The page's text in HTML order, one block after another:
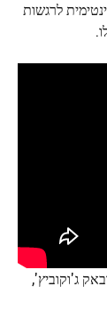
לרגשות
ג'וקוביץ',